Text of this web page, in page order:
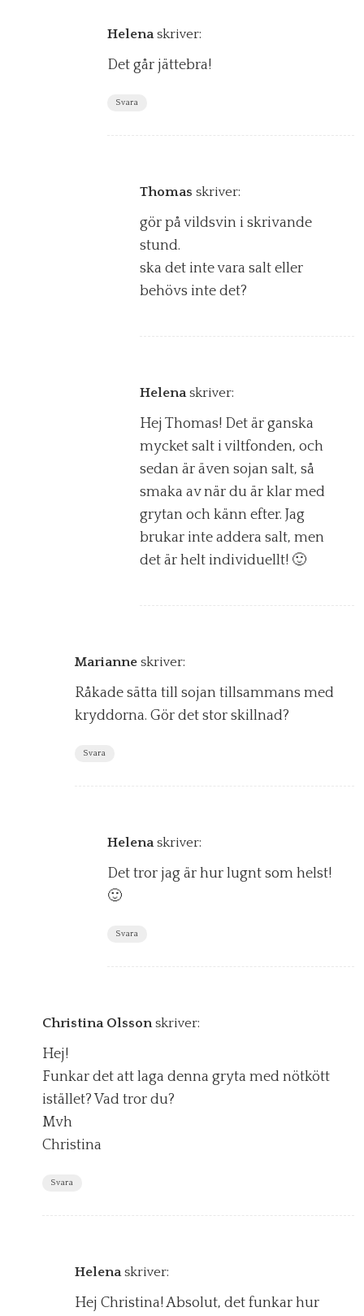
Helena skriver:
Det går jättebra!
Svara
Thomas skriver:
gör på vildsvin i skrivande
stund.
ska det inte vara salt eller
behövs inte det?
Helena skriver:
Hej Thomas! Det är ganska
mycket salt i viltfonden, och
sedan är även sojan salt, så
smaka av när du är klar med
grytan och känn efter. Jag
brukar inte addera salt, men
det är helt individuellt! 🙂
Marianne skriver:
Råkade sätta till sojan tillsammans med
kryddorna. Gör det stor skillnad?
Svara
Helena skriver:
Det tror jag är hur lugnt som helst!
🙂
Svara
Christina Olsson skriver:
Hej!
Funkar det att laga denna gryta med nötkött
istället? Vad tror du?
Mvh
Christina
Svara
Helena skriver:
Hej Christina! Absolut, det funkar hur